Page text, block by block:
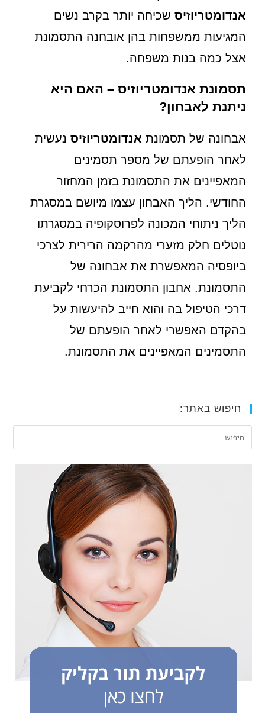
אנדומטריוזיס שכיחה יותר בקרב נשים
המגיעות ממשפחות בהן אובחנה התסמונת
אצל כמה בנות משפחה.
תסמונת אנדומטריוזיס – האם היא
ניתנת לאבחון?
אבחונה של תסמונת אנדומטריוזיס נעשית
לאחר הופעתם של מספר תסמינים
המאפיינים את התסמונת בזמן המחזור
החודשי. הליך האבחון עצמו מיושם במסגרת
הליך ניתוחי המכונה לפרוסקופיה במסגרתו
נוטלים חלק מזערי מהרקמה הרירית לצרכי
ביופסיה המאפשרת את אבחונה של
התסמונת. אחבון התסמונת הכרחי לקביעת
דרכי הטיפול בה והוא חייב להיעשות על
בהקדם האפשרי לאחר הופעתם של
התסמינים המאפיינים את התסמונת.
חיפוש באתר: